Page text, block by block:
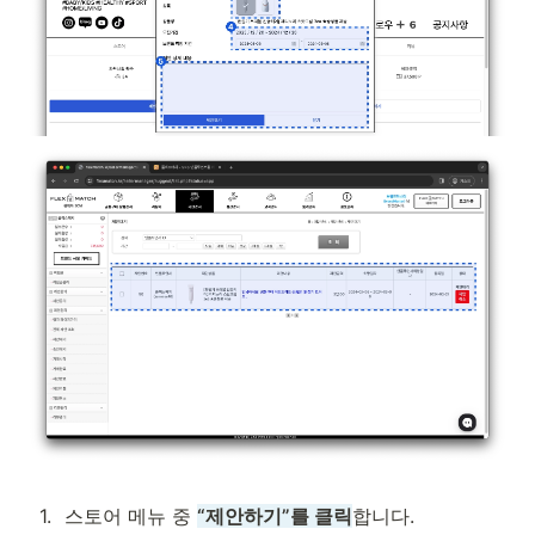
1. 스토어 메뉴 중 “제안하기”를 클릭합니다.